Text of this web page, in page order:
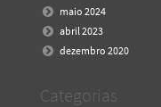
maio 2024
abril 2023
dezembro 2020
Categorias